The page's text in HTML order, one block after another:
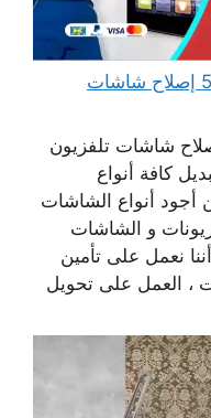
فني تصليح تلفزيونات 55880595 إصلاح شاشات
شاشات تلفزيون
كافة أنواع
أجود أنواع الشاشات
و الشاشات
نعمل على تأمين
، العمل على تحويل